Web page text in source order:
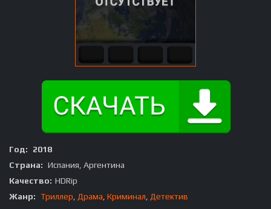
Год:
2018
Страна: Испания, Аргентина
Качество: HDRip
Жанр: Триллер Драма Криминал
Детектив